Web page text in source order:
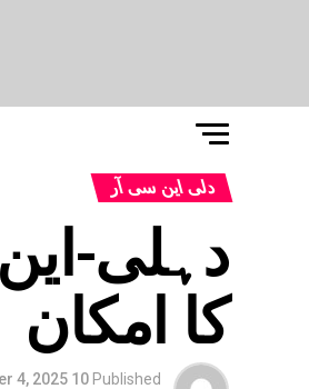
دلی این سی آر
دہلی-
کا امکان
Published
10 months ago
4, 2025